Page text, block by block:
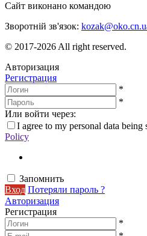
Сайт виконано командою
Зворотній зв'язок:
© 2017-2026 All right reserved.
Авторизация
Регистрация
*
*
Или войти через:
I agree to my personal data being
Policy
Запомнить
Вход Потеряли пароль ?
Авторизация
Регистрация
*